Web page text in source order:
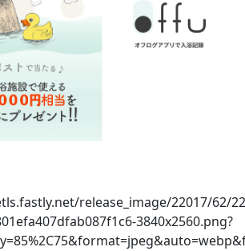
release_image/22017/62/
3840x2560.png?